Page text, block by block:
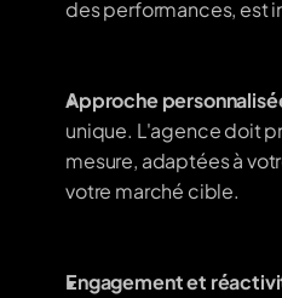
des performances, est
Approche
unique. L'agence doit
mesure, adaptées à
votre marché cible.
Engagement et